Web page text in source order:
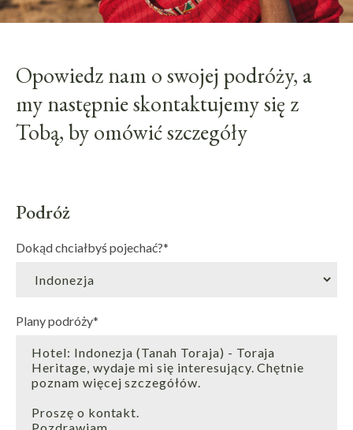
Opowiedz nam o swojej podróży, a
my następnie skontaktujemy się z
Tobą, by omówić szczegóły
Podróż
Dokąd chciałbyś pojechać?*
Plany podróży*